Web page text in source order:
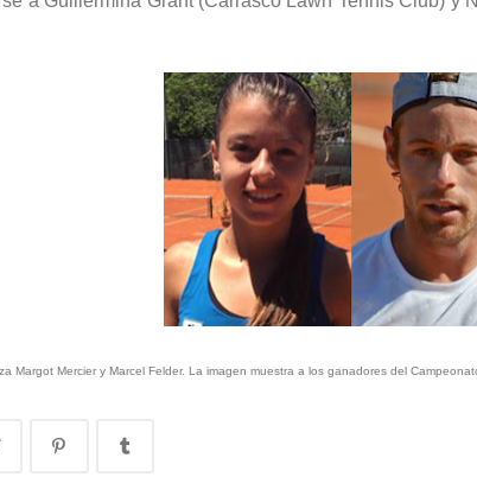
Margot Mercier y Marcel Felder. La imagen muestra a los ganadores del